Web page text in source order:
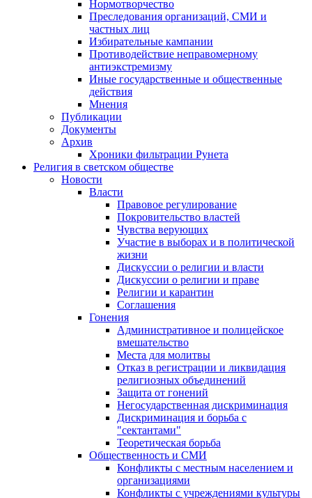
Нормотворчество
Преследования организаций, СМИ и
частных лиц
Избирательные кампании
Противодействие неправомерному
антиэкстремизму
Иные государственные и общественные
действия
Мнения
Публикации
Документы
Архив
Хроники фильтрации Рунета
Религия в светском обществе
Новости
Власти
Правовое регулирование
Покровительство властей
Чувства верующих
Участие в выборах и в политической
жизни
Дискуссии о религии и власти
Дискуссии о религии и праве
Религии и карантин
Соглашения
Гонения
Административное и полицейское
вмешательство
Места для молитвы
Отказ в регистрации и ликвидация
религиозных объединений
Защита от гонений
Негосударственная дискриминация
Дискриминация и борьба с
"сектантами"
Теоретическая борьба
Общественность и СМИ
Конфликты с местным населением и
организациями
Конфликты с учреждениями культуры